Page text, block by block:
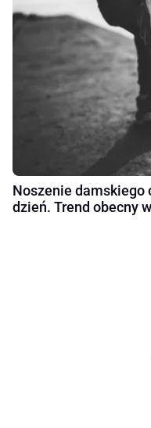
Noszenie damskiego
dzień. Trend obecny